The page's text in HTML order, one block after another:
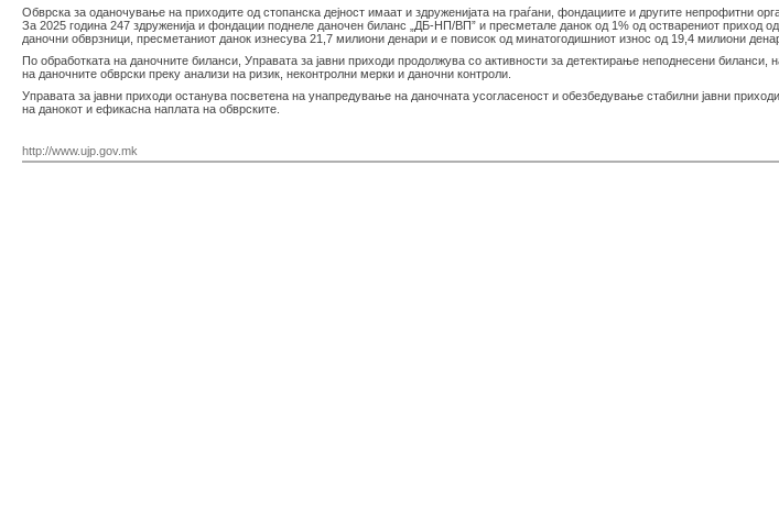
Обврска за оданочување на приходите од стопанска дејност имаат и здруженијата на граѓани, фондациите и другите непрофитни
За 2025 година 247 здруженија и фондации поднеле даночен биланс „ДБ-НП/ВП” и пресметале данок од 1% од остварениот приход
даночни обврзници, пресметаниот данок изнесува 21,7 милиони денари и е повисок од минатогодишниот износ од 19,4 милиони
По обработката на даночните биланси, Управата за јавни приходи продолжува со активности за детектирање неподнесени
на даночните обврски преку анализи на ризик, неконтролни мерки и даночни контроли.
Управата за јавни приходи останува посветена на унапредување на даночната усогласеност и обезбедување стабилни јавни
на данокот и ефикасна наплата на обврските.
http://www.ujp.gov.mk